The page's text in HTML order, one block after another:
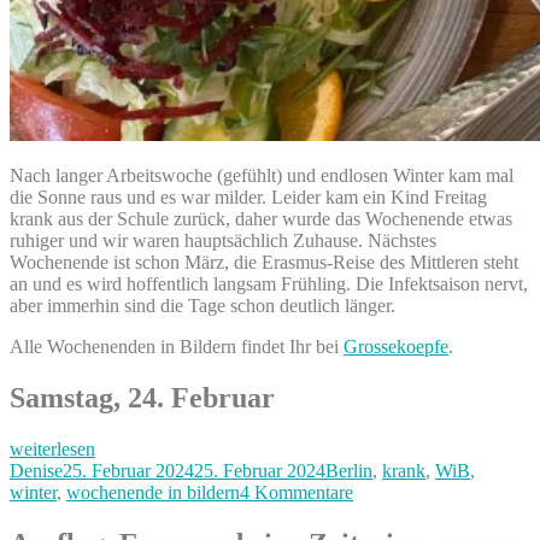
Nach langer Arbeitswoche (gefühlt) und endlosen Winter kam mal
die Sonne raus und es war milder. Leider kam ein Kind Freitag
krank aus der Schule zurück, daher wurde das Wochenende etwas
ruhiger und wir waren hauptsächlich Zuhause. Nächstes
Wochenende ist schon März, die Erasmus-Reise des Mittleren steht
an und es wird hoffentlich langsam Frühling. Die Infektsaison nervt,
aber immerhin sind die Tage schon deutlich länger.
Alle Wochenenden in Bildern findet Ihr bei Grossekoepfe.
Samstag, 24. Februar
„Lieblingsessen,
krankes
Kind
Zimtschnecken
weiterlesen
Autor
DeniseVeröffentlicht
am
25. Februar 202425. Februar 2024Kategorien
Berlin, krank, WiB,
winter, wochenende in bildern4 Kommentarezu
krankes